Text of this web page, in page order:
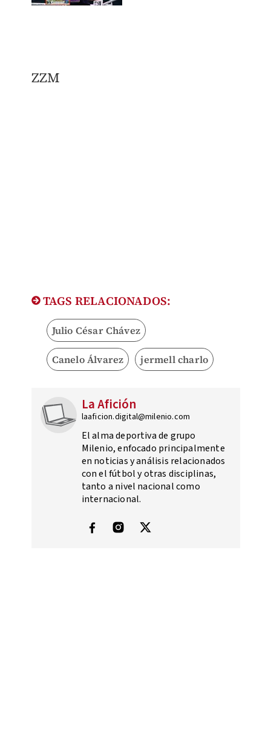
ZZM
TAGS RELACIONADOS:
Julio César Chávez
Canelo Álvarez jermell charlo
La Afición
laaficion.digital@milenio.com
El alma deportiva de grupo
Milenio, enfocado principalmente
en noticias y análisis relacionados
con el fútbol y otras disciplinas,
tanto a nivel nacional como
internacional.